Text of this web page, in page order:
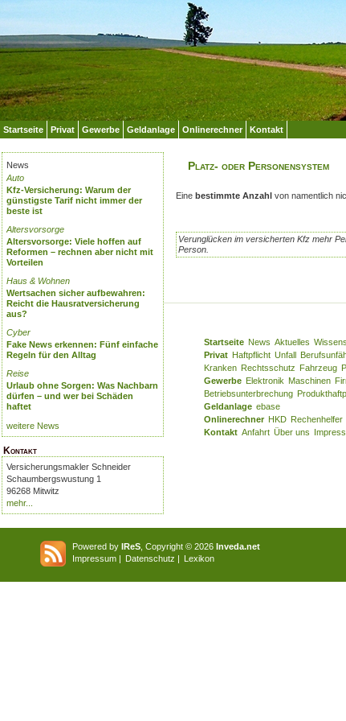
Startseite Privat Gewerbe Geldanlage Onlinerechner Kontakt
News
Auto
Kfz-Versicherung: Warum der
günstigste Tarif nicht immer der
beste ist
Altersvorsorge
Altersvorsorge: Viele hoffen auf
Reformen – rechnen aber nicht mit
Vorteilen
Haus & Wohnen
Wertsachen sicher aufbewahren:
Reicht die Hausratversicherung
aus?
Cyber
Fake News erkennen: Fünf einfache
Regeln für den Alltag
Reise
Urlaub ohne Sorgen: Was Nachbarn
dürfen – und wer bei Schäden
haftet
weitere News
Kontakt
Versicherungsmakler Schneider
Schaumbergswustung 1
96268 Mitwitz
mehr...
Platz- oder Personensystem
Eine bestimmte Anzahl von namentlich
Verunglücken im versicherten Kfz mehr
Person.
Startseite News Aktuelles
Privat Haftpflicht Unfall
Kranken Rechtsschutz Fahrzeug
Gewerbe Elektronik Maschinen
Betriebsunterbrechung
Geldanlage ebase
Onlinerechner HKD Rechenhelfer
Kontakt Anfahrt Über uns
Powered by IReS , Copyright © 2026 Inveda.net
Impressum | Datenschutz | Lexikon